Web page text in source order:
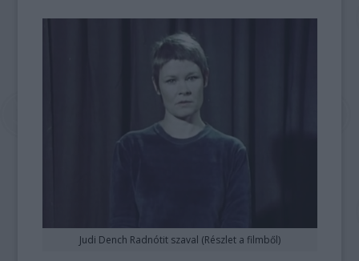
Judi Dench Radnótit szaval (Részlet a filmből)